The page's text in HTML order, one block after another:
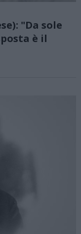
"Da sole
è il